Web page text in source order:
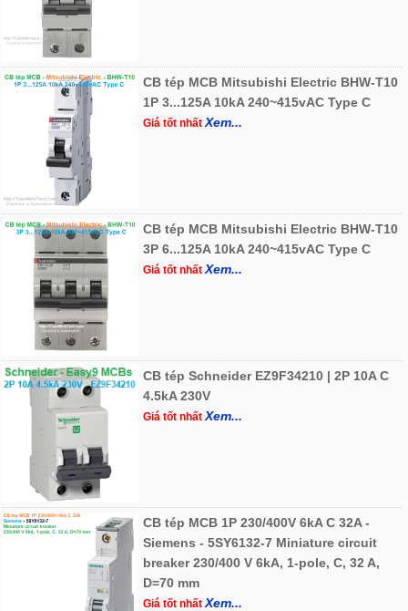
CB tép MCB Mitsubishi Electric BHW-T10
1P 3...125A 10kA 240~415vAC Type C
Giá tốt nhấtXem...
CB tép MCB Mitsubishi Electric BHW-T10
3P 6...125A 10kA 240~415vAC Type C
Giá tốt nhấtXem...
CB tép Schneider EZ9F34210 | 2P 10A C
4.5kA 230V
Giá tốt nhấtXem...
CB tép MCB 1P 230/400V 6kA C 32A -
Siemens - 5SY6132-7 Miniature circuit
breaker 230/400 V 6kA, 1-pole, C, 32 A,
D=70 mm
Giá tốt nhấtXem...